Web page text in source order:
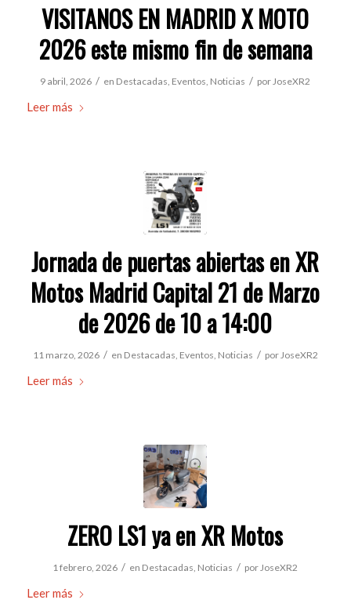
VISITANOS EN MADRID X MOTO
2026 este mismo fin de semana
9 abril, 2026 / en Destacadas, Eventos, Noticias / porJoseXR2
Leer más
Jornada de puertas abiertas en XR
Motos Madrid Capital 21 de Marzo
de 2026 de 10 a 14:00
11 marzo, 2026 / en Destacadas, Eventos, Noticias / porJoseXR2
Leer más
ZERO LS1 ya en XR Motos
1 febrero, 2026 / en Destacadas, Noticias / porJoseXR2
Leer más